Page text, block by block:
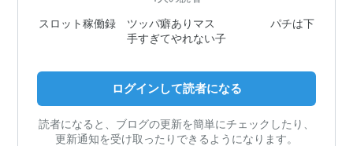
スロット稼働録 ツッパ癖ありマス パチは下
手すぎてやれない子
ログインして読者になる
読者になると、ブログの更新を簡単にチェックしたり、
更新通知を受け取ったりできるようになります。